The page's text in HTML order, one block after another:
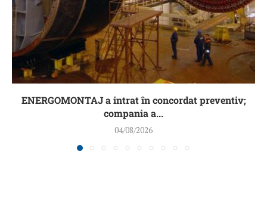
ENERGOMONTAJ a intrat în concordat preventiv;
compania a...
04/08/2026